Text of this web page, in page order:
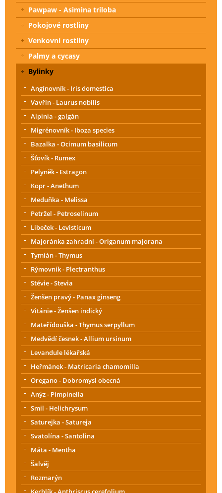
Pawpaw - Asimina triloba
Pokojové rostliny
Venkovní rostliny
Palmy a cycasy
Bylinky
Angínovník - Iris domestica
Vavřín - Laurus nobilis
Alpinia - galgán
Migrénovník - Iboza species
Bazalka - Ocimum basilicum
Šťovík - Rumex
Pelyněk - Estragon
Kopr - Anethum
Meduňka - Melissa
Petržel - Petroselinum
Libeček - Levisticum
Majoránka zahradní - Origanum majorana
Tymián - Thymus
Rýmovník - Plectranthus
Stévie - Stevia
Ženšen pravý - Panax ginseng
Vitánie - Ženšen indický
Mateřídouška - Thymus serpyllum
Medvědí česnek - Allium ursinum
Levandule lékařská
Heřmánek - Matricaria chamomilla
Oregano - Dobromysl obecná
Anýz - Pimpinella
Smil - Helichrysum
Saturejka - Satureja
Svatolína - Santolina
Máta - Mentha
Šalvěj
Rozmarýn